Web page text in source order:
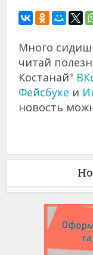
Много
читай
Костанай"
Фейсбуке и
новость